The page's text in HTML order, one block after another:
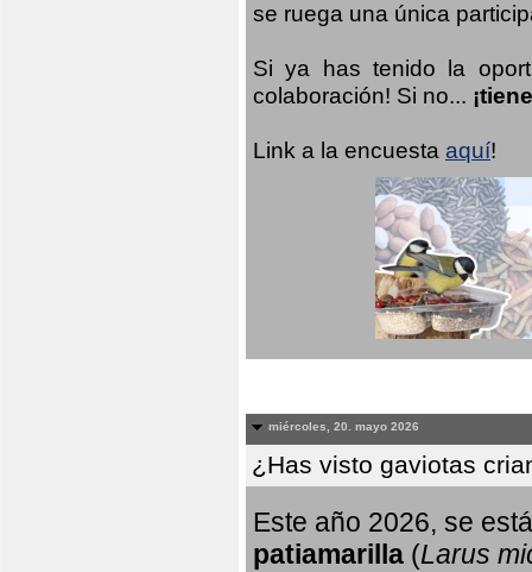
se ruega una única
Si ya has tenido la
colaboración! Si no...
Link a la encuesta aquí!
miércoles, 20. mayo 2026
¿Has visto gaviotas
Este año 2026, se
patiamarilla (Larus